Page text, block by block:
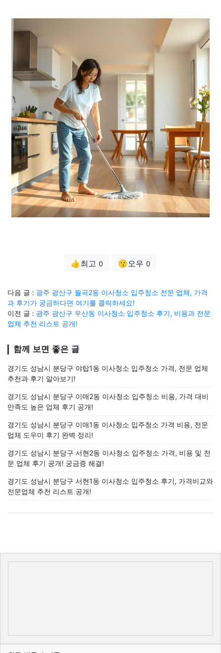
👍최고 0 😗오우 0
다음 글 : 광주 광산구 월곡2동 이사청소 입주청소 전문 업체, 가격
과 후기가 궁금하다면 여기를 클릭하세요!
이전 글 : 광주 광산구 우산동 이사청소 입주청소 후기, 비용과 전문
업체 추천 리스트 공개!
함께 보면 좋은 글
경기도 성남시 분당구 야탑1동 이사청소 입주청소 가격, 전문 업체
추천과 후기 알아보기!
경기도 성남시 분당구 이매2동 이사청소 입주청소 비용, 가격 대비
만족도 높은 업체 후기 공개!
경기도 성남시 분당구 이매1동 이사청소 입주청소 가격 비용, 전문
업체 도우미 후기 완벽 정리!
경기도 성남시 분당구 서현2동 이사청소 입주청소 가격, 비용 및 전
문 업체 후기 공개! 궁금증 해결!
경기도 성남시 분당구 서현1동 이사청소 입주청소 후기, 가격비교와
전문업체 추천 리스트 공개!